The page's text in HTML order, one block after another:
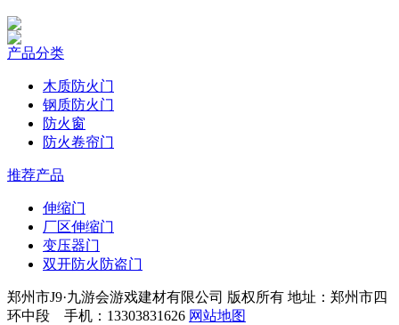
产品分类
木质防火门
钢质防火门
防火窗
防火卷帘门
推荐产品
伸缩门
厂区伸缩门
变压器门
双开防火防盗门
郑州市J9·九游会游戏建材有限公司 版权所有 地址：郑州市四
环中段 手机：13303831626 网站地图